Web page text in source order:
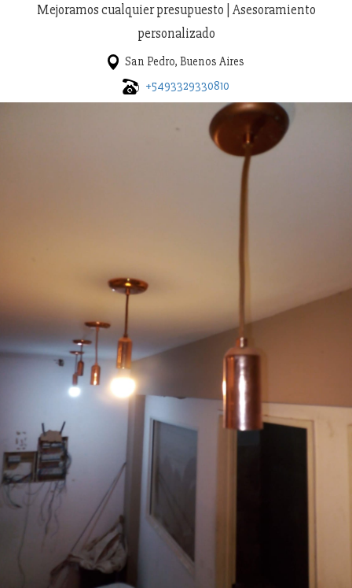
Mejoramos cualquier presupuesto | Asesoramiento
personalizado
San Pedro, Buenos Aires
+5493329330810